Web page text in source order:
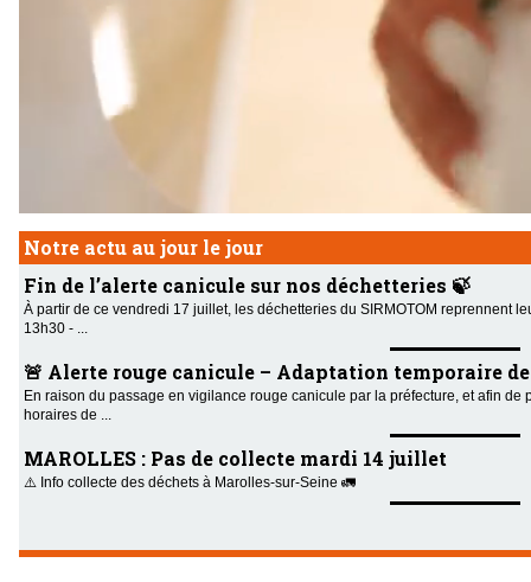
Notre actu au jour le jour
Fin de l’alerte canicule sur nos déchetteries 🍃
À partir de ce vendredi 17 juillet, les déchetteries du SIRMOTOM reprennent
13h30 - ...
🚨 Alerte rouge canicule – Adaptation temporaire
En raison du passage en vigilance rouge canicule par la préfecture, et afin
horaires de ...
MAROLLES : Pas de collecte mardi 14 juillet
⚠️ Info collecte des déchets à Marolles-sur-Seine 🚛